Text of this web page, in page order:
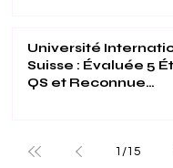
Université
Suisse : Évaluée 5
QS et Reconnue
1 /15